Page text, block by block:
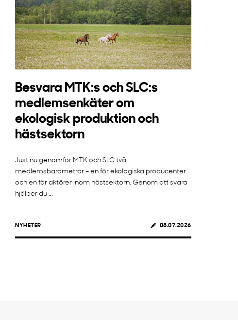
Besvara MTK:s och SLC:s
medlemsenkäter om
ekologisk produktion och
hästsektorn
Just nu genomför MTK och SLC två
medlemsbarometrar – en för ekologiska producenter
och en för aktörer inom hästsektorn. Genom att svara
hjälper du ...
NYHETER 08.07.2026